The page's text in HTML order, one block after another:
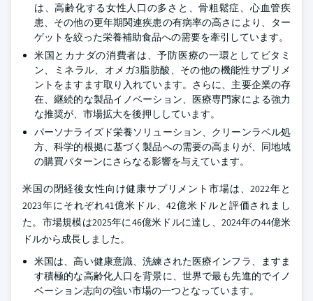
は、高齢化する女性人口の多さと、骨粗鬆症、心血管疾
患、その他の更年期関連疾患の有病率の高さにより、ター
ゲットを絞った栄養補助食品への需要を牽引しています。
米国とカナダの消費者は、予防医療の一環としてビタミ
ン、ミネラル、オメガ3脂肪酸、その他の機能性サプリメ
ントをますます取り入れています。さらに、主要企業の存
在、継続的な製品イノベーション、医療専門家による強力
な推奨が、市場拡大を後押ししています。
パーソナライズド栄養ソリューション、クリーンラベル処
方、科学的根拠に基づく製品への需要の高まりが、同地域
の購買パターンにさらなる影響を与えています。
米国の閉経後女性向け健康サプリメント市場は、2022年と
2023年にそれぞれ41億米ドル、42億米ドルと評価されまし
た。市場規模は2025年に46億米ドルに達し、2024年の44億米
ドルから成長しました。
米国は、高い健康意識、洗練された医療インフラ、ますま
す積極的な高齢化人口を背景に、世界で最も先進的でイノ
ベーション志向の強い市場の一つとなっています。